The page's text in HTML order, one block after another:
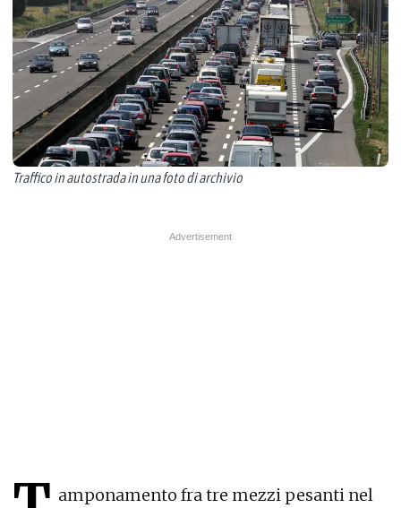
Traffico in autostrada in una foto di archivio
amponamento fra tre mezzi pesanti nel